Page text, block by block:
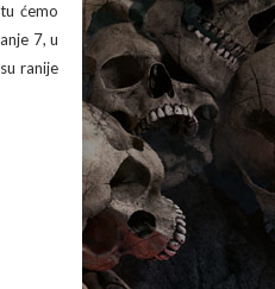
ćemo
7, u
ranije